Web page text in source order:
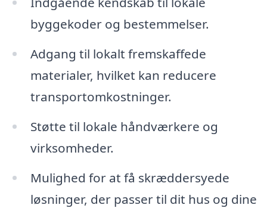
byggekoder og bestemmelser.
Adgang til lokalt fremskaffede
materialer, hvilket kan reducere
transportomkostninger.
Støtte til lokale håndværkere og
virksomheder.
Mulighed for at få skræddersyede
løsninger, der passer til dit hus og dine